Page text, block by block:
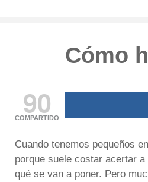
Cómo
90
COMPARTIDO
Cuando tenemos pequeños
porque suele costar acertar
qué se van a poner. Pero